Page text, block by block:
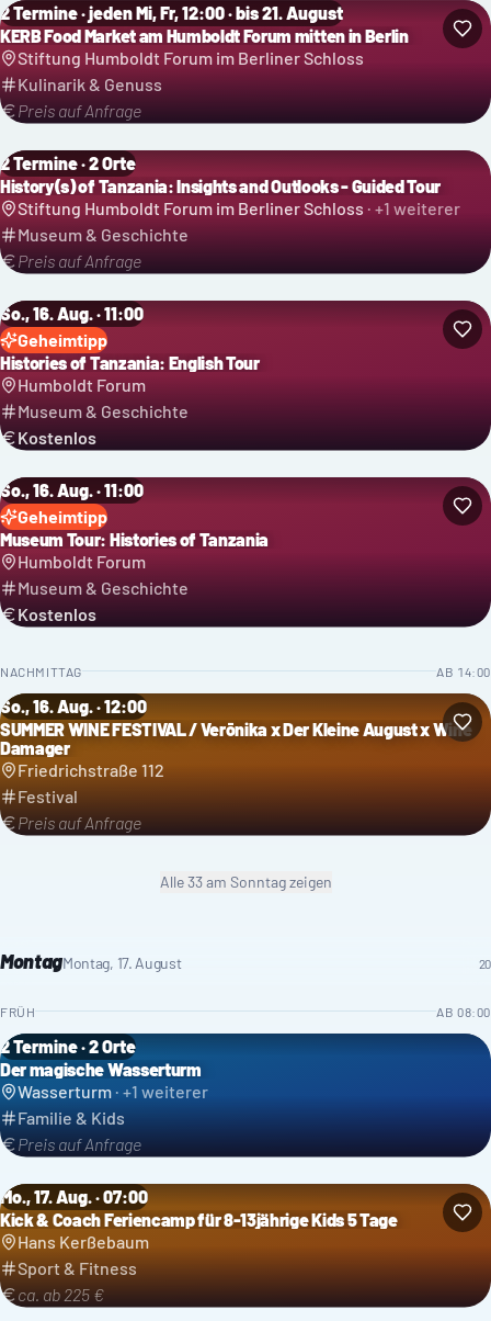
2 Termine · jeden Mi, Fr, 12:00 · bis 21. August
KERB Food Market am Humboldt Forum mitten in Berlin
Stiftung Humboldt Forum im Berliner Schloss
Kulinarik & Genuss
Preis auf Anfrage
2 Termine · 2 Orte
History(s) of Tanzania: Insights and Outlooks - Guided Tour
Stiftung Humboldt Forum im Berliner Schloss · +1 weiterer
Museum & Geschichte
Preis auf Anfrage
So., 16. Aug. · 11:00
Geheimtipp
Histories of Tanzania: English Tour
Humboldt Forum
Museum & Geschichte
Kostenlos
So., 16. Aug. · 11:00
Geheimtipp
Museum Tour: Histories of Tanzania
Humboldt Forum
Museum & Geschichte
Kostenlos
NACHMITTAG AB 14:00
So., 16. Aug. · 12:00
SUMMER WINE FESTIVAL / Verōnika x Der Kleine August x Wine
Damager
Friedrichstraße 112
Festival
Preis auf Anfrage
Kategorie: Festival
Alle33 am Sonntagzeigen
MontagMontag, 17. August 20
FRÜH AB 08:00
2 Termine · 2 Orte
Der magische Wasserturm
Wasserturm · +1 weiterer
Familie & Kids
Preis auf Anfrage
Mo., 17. Aug. · 07:00
Kick & Coach Feriencamp für 8-13jährige Kids 5 Tage
Hans Kerßebaum
Sport & Fitness
ca. ab 225 €